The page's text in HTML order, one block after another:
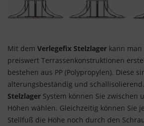
Mit dem Verlegefix Stelzlager kann
preiswert Terrassenkonstruktionen
bestehen aus PP (Polypropylen). Diese
alterungsbeständig und
Stelzlager System können Sie zwischen
Höhen wählen. Gleichzeitig können Sie
Stellfuß die Höhe noch durch den